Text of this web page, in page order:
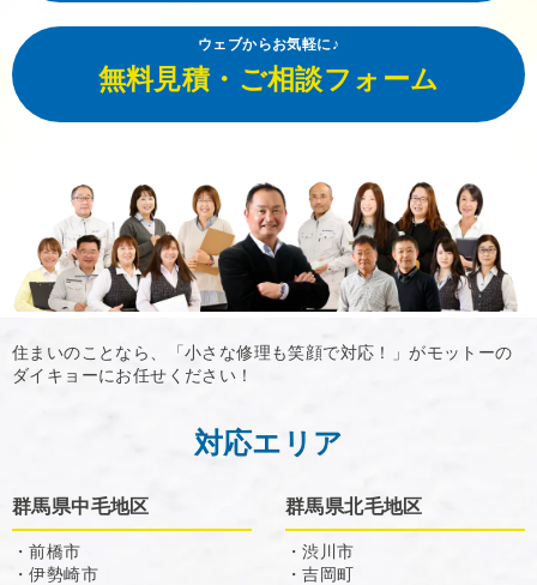
ウェブからお気軽に♪
無料見積・ご相談フォーム
住まいのことなら、「小さな修理も笑顔で対応！」がモットーの
ダイキョーにお任せください！
対応エリア
群馬県中毛地区
・前橋市
・伊勢崎市
群馬県北毛地区
・渋川市
・吉岡町